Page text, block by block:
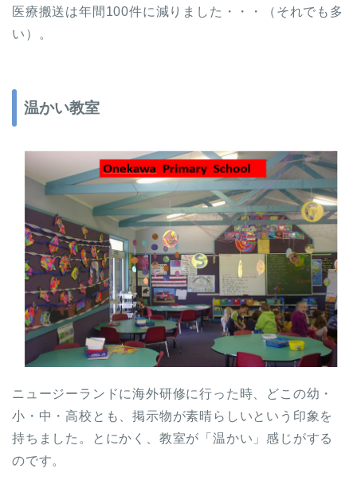
医療搬送は年間100件に減りました・・・（それでも多
い）。
温かい教室
ニュージーランドに海外研修に行った時、どこの幼・
小・中・高校とも、掲示物が素晴らしいという印象を
持ちました。とにかく、教室が「温かい」感じがする
のです。